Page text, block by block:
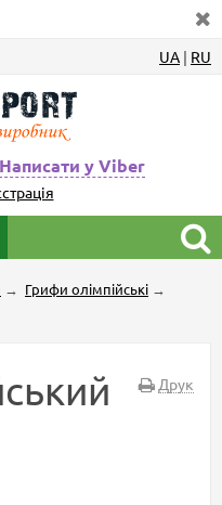
UA | RU
Написати у Viber
→ Грифи олімпійські →
Друк